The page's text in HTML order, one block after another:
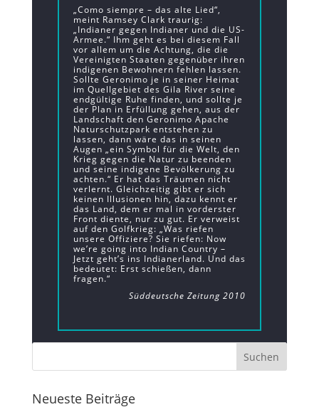
„Como siempre – das alte Lied“,
meint Ramsey Clark traurig:
„Indianer gegen Indianer und die US-
Armee.“ Ihm geht es bei diesem Fall
vor allem um die Achtung, die die
Vereinigten Staaten gegenüber ihren
indigenen Bewohnern fehlen lassen.
Sollte Geronimo je in seiner Heimat
im Quellgebiet des Gila River seine
endgültige Ruhe finden, und sollte je
der Plan in Erfüllung gehen, aus der
Landschaft den Geronimo Apache
Naturschutzpark entstehen zu
lassen, dann wäre das in seinen
Augen „ein Symbol für die Welt, den
Krieg gegen die Natur zu beenden
und seine indigene Bevölkerung zu
achten.“ Er hat das Träumen nicht
verlernt. Gleichzeitig gibt er sich
keinen Illusionen hin, dazu kennt er
das Land, dem er mal in vorderster
Front diente, nur zu gut. Er verweist
auf den Golfkrieg: „Was riefen
unsere Offiziere? Sie riefen: Now
we’re going into Indian Country –
Jetzt geht’s ins Indianerland. Und das
bedeutet: Erst schießen, dann
fragen.“
Süddeutsche Zeitung 2010
Neueste Beiträge